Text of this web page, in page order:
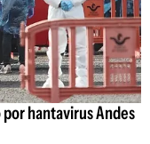
hantavirus Andes